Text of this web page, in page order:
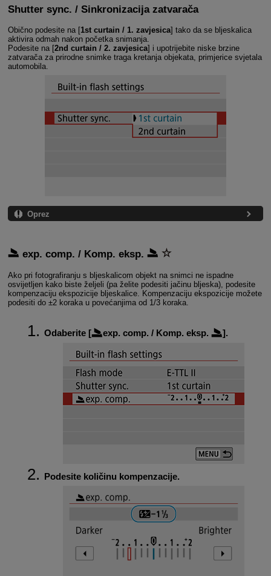
Shutter sync. / Sinkronizacija zatvarača
Obično podesite na [1st curtain / 1. zavjesica] tako da se bljeskalica
aktivira odmah nakon početka snimanja.
Podesite na [2nd curtain / 2. zavjesica] i upotrijebite niske brzine
zatvarača za prirodne snimke traga kretanja objekata, primjerice svjetala
automobila.
Oprez
exp. comp. / Komp. eksp.
Ako pri fotografiranju s bljeskalicom objekt na snimci ne ispadne
osvijetljen kako biste željeli (pa želite podesiti jačinu bljeska), podesite
kompenzaciju ekspozicije bljeskalice. Kompenzaciju ekspozicije možete
podesiti do ±2 koraka u povećanjima od 1/3 koraka.
Odaberite [ exp. comp. / Komp. eksp. ].
Podesite količinu kompenzacije.